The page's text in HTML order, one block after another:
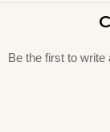
Be the first to write